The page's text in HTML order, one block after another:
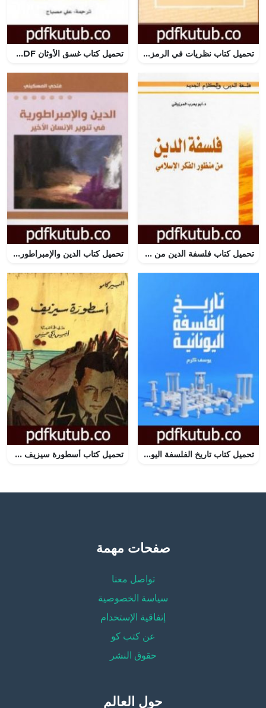
تحميل كتاب نظريات في الرمز PDF تأليف تزفيتان تودوروف مجانا [كامل] تحميل كتاب غسق الأوثان PDF تأليف فريدريك نيتشه مجانا [كامل]
تحميل كتاب فلسفة الدين من منظور الفكر الإسلامي PDF تأليف أبو يعرب المرزوقي مجانا [كامل] تحميل كتاب الدين والإمبراطورية – في تنوير الإنسان الأخير PDF تأليف فتحي المسكيني مجانا [كامل]
تحميل كتاب تاريخ الفلسفة اليونانية PDF تأليف يوسف كرم مجانا [كامل] تحميل كتاب أسطورة سيزيف PDF تأليف ألبير كامو مجانا [كامل]
صفحات مهمة
تواصل معنا
سياسة الخصوصية
إتفاقية الإستخدام
عن كتب كو
حقوق النشر
حول العالم